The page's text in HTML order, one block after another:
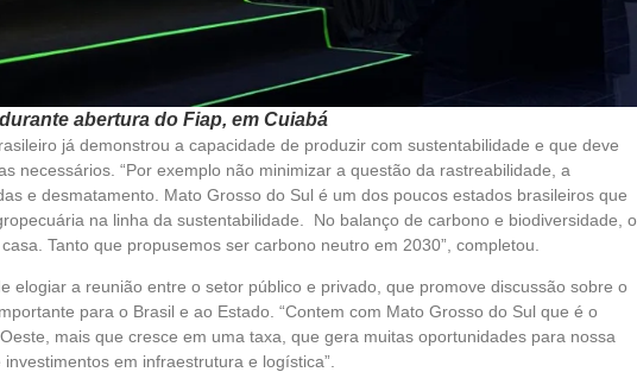
abertura do Fiap, em Cuiabá
já demonstrou a capacidade de produzir com sustentabilidade e que deve
necessários. “Por exemplo não minimizar a questão da rastreabilidade, a
e desmatamento. Mato Grosso do Sul é um dos poucos estados brasileiros que
na linha da sustentabilidade. No balanço de carbono e biodiversidade, o
Tanto que propusemos ser carbono neutro em 2030”, completou.
elogiar a reunião entre o setor público e privado, que promove discussão sobre o
para o Brasil e ao Estado. “Contem com Mato Grosso do Sul que é o
mais que cresce em uma taxa, que gera muitas oportunidades para nossa
em infraestrutura e logística”.